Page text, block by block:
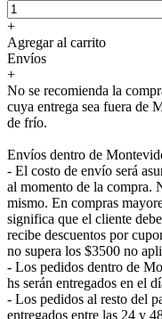
+
Agregar al carrito
Envíos
+
No se recomienda la
cuya entrega sea fuera de
de frío.
Envíos dentro de
- El costo de envío será
al momento de la compra.
mismo. En compras
significa que el cliente
recibe descuentos por
no supera los $3500 no
- Los pedidos dentro de
hs serán entregados en el
- Los pedidos al resto del
entregados entre las 24 y